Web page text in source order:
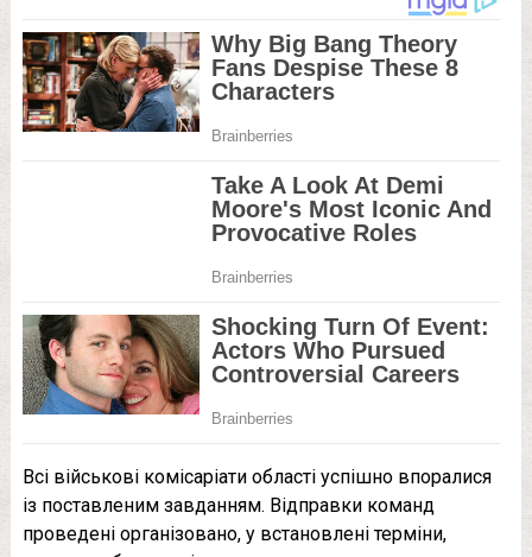
Всі військові комісаріати області успішно впоралися
із поставленим завданням. Відправки команд
проведені організовано, у встановлені терміни,